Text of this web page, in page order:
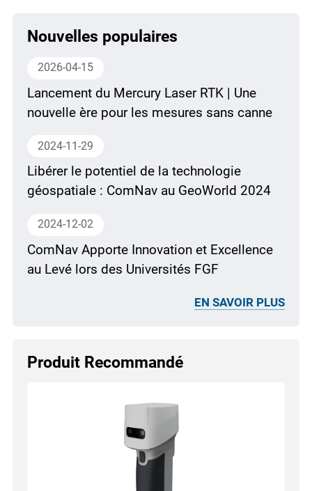
Nouvelles populaires
2026-04-15
Lancement du Mercury Laser RTK | Une
nouvelle ère pour les mesures sans canne
2024-11-29
Libérer le potentiel de la technologie
géospatiale : ComNav au GeoWorld 2024
2024-12-02
ComNav Apporte Innovation et Excellence
au Levé lors des Universités FGF
EN SAVOIR PLUS
Produit Recommandé